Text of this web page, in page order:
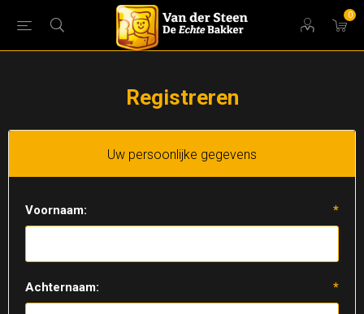
0
Registreren
Uw persoonlijke gegevens
Voornaam: *
Achternaam: *